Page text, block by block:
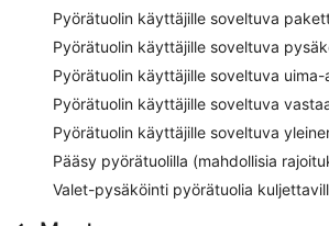
Pyörätuolin käyttäjille soveltuva
Pyörätuolin käyttäjille soveltuva
Pyörätuolin käyttäjille soveltuva uima-
Pyörätuolin käyttäjille soveltuva
Pyörätuolin käyttäjille soveltuva
Pääsy pyörätuolilla (mahdollisia
Valet-pysäköinti pyörätuolia